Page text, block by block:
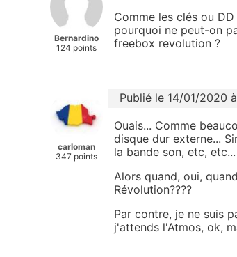
Bernardino
124 points
Comme les clés ou
pourquoi ne peut-on
freebox revolution ?
carloman
347 points
Publié le 14/01/2020
Ouais... Comme
disque dur externe...
la bande son, etc,
Alors quand, oui,
Révolution????
Par contre, je ne suis
j'attends l'Atmos, ok,